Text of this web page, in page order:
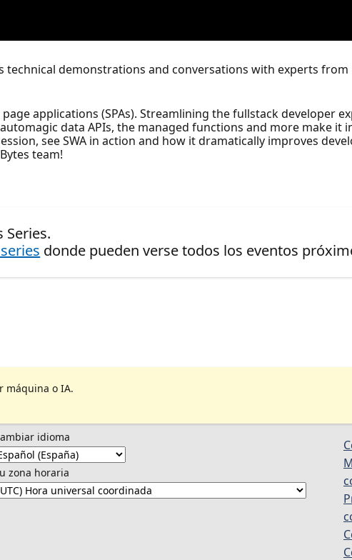
technical demonstrations and conversations with experts
applications (SPAs). Streamlining the fullstack developer
data APIs, the managed functions and more make it
see SWA in action and how it dramatically improves
team!
Series.
donde pueden verse todos los eventos
máquina o IA.
idioma
zona horaria